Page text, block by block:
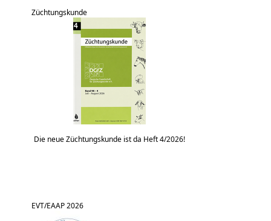
Züchtungskunde
Die neue Züchtungskunde ist da Heft 4/2026!
EVT/EAAP 2026